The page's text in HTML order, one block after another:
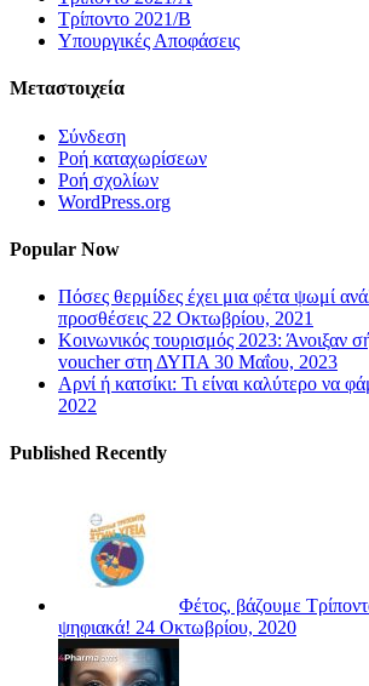
Τρίποντο 2021/Β
Υπουργικές Αποφάσεις
Μεταστοιχεία
Σύνδεση
Ροή καταχωρίσεων
Ροή σχολίων
WordPress.org
Popular Now
Πόσες θερμίδες έχει μια φέτα ψωμί
προσθέσεις 22 Οκτωβρίου, 2021
Κοινωνικός τουρισμός 2023: Άνοιξαν
voucher στη ΔΥΠΑ 30 Μαΐου, 2023
Αρνί ή κατσίκι: Τι είναι καλύτερο να
2022
Published Recently
Φέτος, βάζουμε
ψηφιακά! 24 Οκτωβρίου, 2020